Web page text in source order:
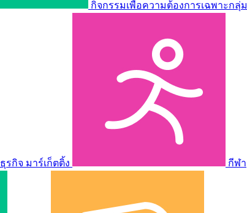
กิจกรรมเพื่อความต้องการเฉพาะกลุ่ม
ธุรกิจ มาร์เก็ตติ้ง กีฬา